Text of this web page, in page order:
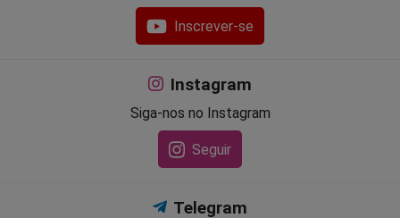
Inscrever-se
Instagram
Siga-nos no Instagram
Seguir
Telegram